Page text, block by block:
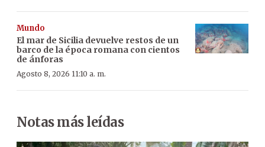
Mundo
El mar de Sicilia devuelve restos de un
barco de la época romana con cientos
de ánforas
Agosto 8, 2026 11:10 a. m.
Notas más leídas